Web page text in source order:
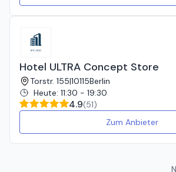
Hotel ULTRA Concept Store
Torstr. 155|10115Berlin
Heute: 11:30 - 19:30
4.9(51)
Zum Anbieter